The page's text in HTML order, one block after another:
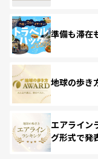
準備も滞在
地球の歩き
エアライン
グ形式で発